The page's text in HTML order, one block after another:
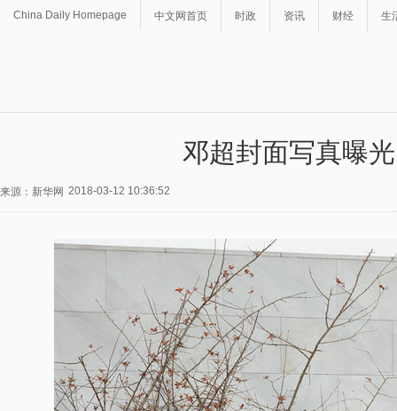
China Daily Homepage 中文网首页 时政 资讯 财经 生
邓超封面写真曝
来源：新华网 2018-03-12 10:36:52